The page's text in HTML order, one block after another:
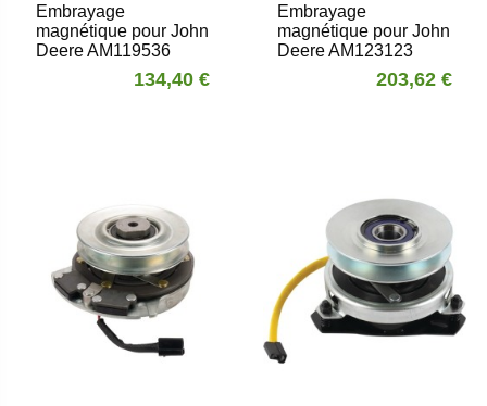
Embrayage
magnétique pour John
Deere AM119536
134,40 €
Embrayage
magnétique pour John
Deere AM123123
203,62 €